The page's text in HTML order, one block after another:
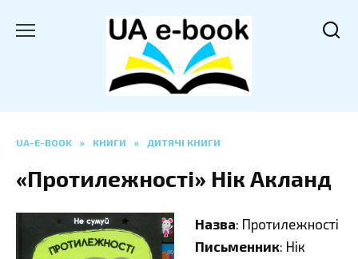
UA-E-BOOK » КНИГИ » ДИТЯЧІ КНИГИ
«Протилежності» Нік Акланд
Назва: Протилежності
Письменник: Нік